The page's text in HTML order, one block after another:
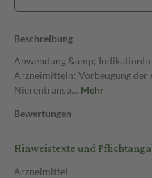
Beschreibung
Anwendung &amp;
Arzneimitteln: Vorbeugung
Nierentransp… Mehr
Bewertungen
Hinweistexte und
Arzneimittel